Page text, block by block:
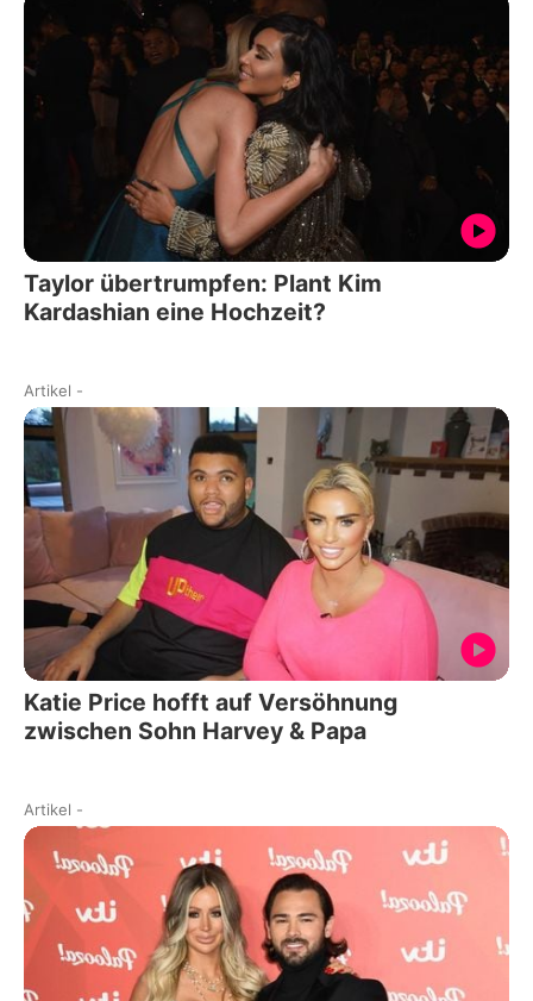
Taylor übertrumpfen: Plant Kim
Kardashian eine Hochzeit?
Artikel -
Katie Price hofft auf Versöhnung
zwischen Sohn Harvey & Papa
Artikel -